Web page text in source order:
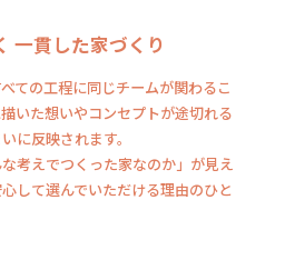
一貫した家づくり
ての工程に同じチームが関わるこ
いた想いやコンセプトが途切れる
に反映されます。
な考えでつくった家なのか」が見え
して選んでいただける理由のひと